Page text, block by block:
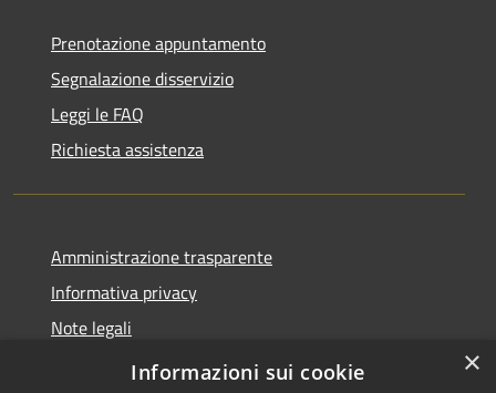
Prenotazione appuntamento
Segnalazione disservizio
Leggi le FAQ
Richiesta assistenza
Amministrazione trasparente
Informativa privacy
Note legali
Dichiarazione di accessibilità
×
Informazioni sui cookie